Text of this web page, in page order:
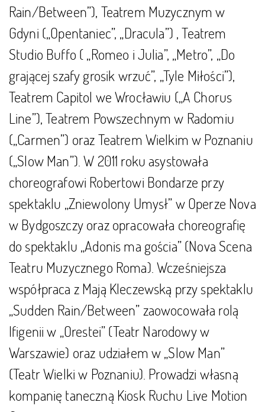
Rain/Between”), Teatrem Muzycznym w
Gdyni („Opentaniec”, „Dracula”) , Teatrem
Studio Buffo ( „Romeo i Julia”, „Metro”, „Do
grającej szafy grosik wrzuć”, „Tyle Miłości”),
Teatrem Capitol we Wrocławiu („A Chorus
Line”), Teatrem Powszechnym w Radomiu
(„Carmen”) oraz Teatrem Wielkim w Poznaniu
(„Slow Man”). W 2011 roku asystowała
choreografowi Robertowi Bondarze przy
spektaklu „Zniewolony Umysł” w Operze Nova
w Bydgoszczy oraz opracowała choreografię
do spektaklu „Adonis ma gościa” (Nova Scena
Teatru Muzycznego Roma). Wcześniejsza
współpraca z Mają Kleczewską przy spektaklu
„Sudden Rain/Between” zaowocowała rolą
Ifigenii w „Orestei” (Teatr Narodowy w
Warszawie) oraz udziałem w „Slow Man”
(Teatr Wielki w Poznaniu). Prowadzi własną
kompanię taneczną Kiosk Ruchu Live Motion